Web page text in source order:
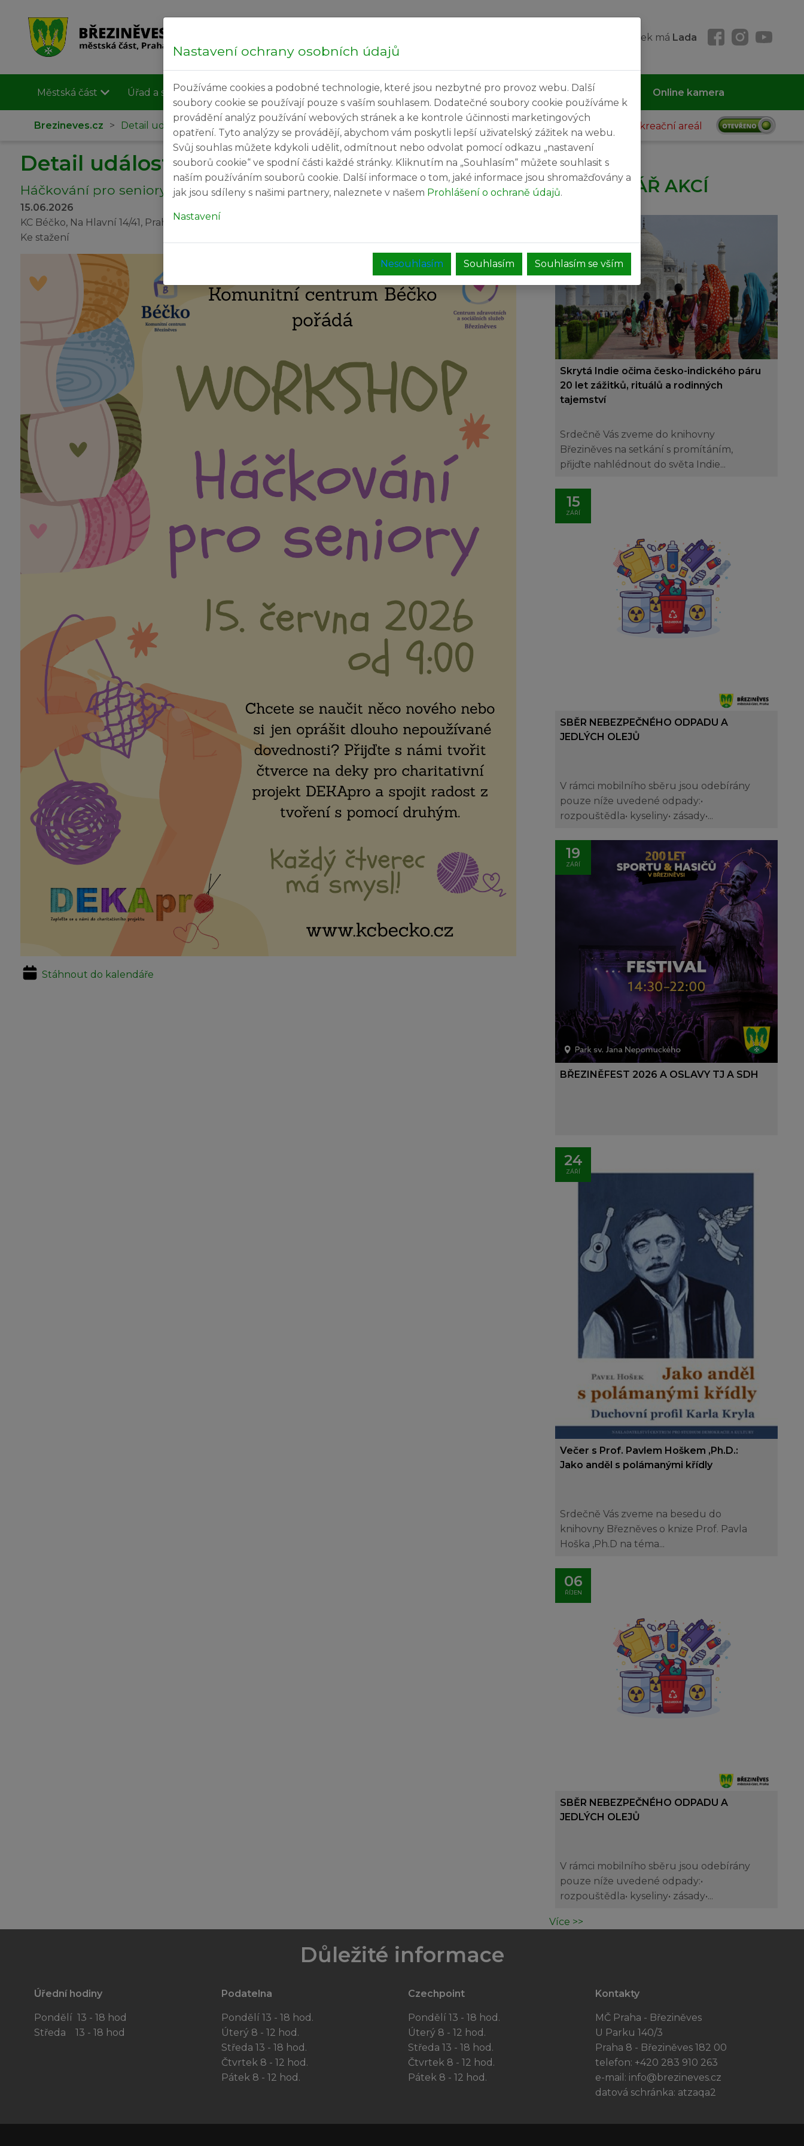
Pátek 07. 08. 2026, svátek má Lada
Městská část Úřad a samospráva Užitečné informace Kultura a volný čas Služby v MČ Kontakty Online kamera
Brezineves.cz > Detail události Rekreační areál
Detail události
Háčkování pro seniory
15.06.2026
KC Béčko, Na Hlavní 14/41, Praha 8 - Březiněves
Ke stažení
Stáhnout do kalendáře
KALENDÁŘ AKCÍ
Skrytá Indie očima česko-indického páru
20 let zážitků, rituálů a rodinných
tajemství
Srdečně Vás zveme do knihovny
Březiněves na setkání s promítáním,
přijďte nahlédnout do světa Indie...
15
ZÁŘÍ
SBĚR NEBEZPEČNÉHO ODPADU A
JEDLÝCH OLEJŮ
V rámci mobilního sběru jsou odebírány
pouze níže uvedené odpady:•
rozpouštědla• kyseliny• zásady•...
19
ZÁŘÍ
BŘEZINĚFEST 2026 A OSLAVY TJ A SDH
24
ZÁŘÍ
Večer s Prof. Pavlem Hoškem ,Ph.D.:
Jako anděl s polámanými křídly
Srdečně Vás zveme na besedu do
knihovny Březněves o knize Prof. Pavla
Hoška ,Ph.D na téma...
06
ŘÍJEN
SBĚR NEBEZPEČNÉHO ODPADU A
JEDLÝCH OLEJŮ
V rámci mobilního sběru jsou odebírány
pouze níže uvedené odpady:•
rozpouštědla• kyseliny• zásady•...
Více >>
Důležité informace
Úřední hodiny
Pondělí 13 - 18 hod
Středa 13 - 18 hod
Podatelna
Pondělí 13 - 18 hod.
Úterý 8 - 12 hod.
Středa 13 - 18 hod.
Čtvrtek 8 - 12 hod.
Pátek 8 - 12 hod.
Czechpoint
Pondělí 13 - 18 hod.
Úterý 8 - 12 hod.
Středa 13 - 18 hod.
Čtvrtek 8 - 12 hod.
Pátek 8 - 12 hod.
Kontakty
MČ Praha - Březiněves
U Parku 140/3
Praha 8 - Březiněves 182 00
telefon: +420 283 910 263
e-mail: info@brezineves.cz
datová schránka: atzaqa2
Nastavení ochrany osobních údajů
Používáme cookies a podobné technologie, které jsou nezbytné pro provoz webu. Další
soubory cookie se používají pouze s vaším souhlasem. Dodatečné soubory cookie používáme k
provádění analýz používání webových stránek a ke kontrole účinnosti marketingových
opatření. Tyto analýzy se provádějí, abychom vám poskytli lepší uživatelský zážitek na webu.
Svůj souhlas můžete kdykoli udělit, odmítnout nebo odvolat pomocí odkazu „nastavení
souborů cookie“ ve spodní části každé stránky. Kliknutím na „Souhlasím“ můžete souhlasit s
naším používáním souborů cookie. Další informace o tom, jaké informace jsou shromažďovány a
jak jsou sdíleny s našimi partnery, naleznete v našem Prohlášení o ochraně údajů.
Nastavení
Nesouhlasím Souhlasím Souhlasím se vším